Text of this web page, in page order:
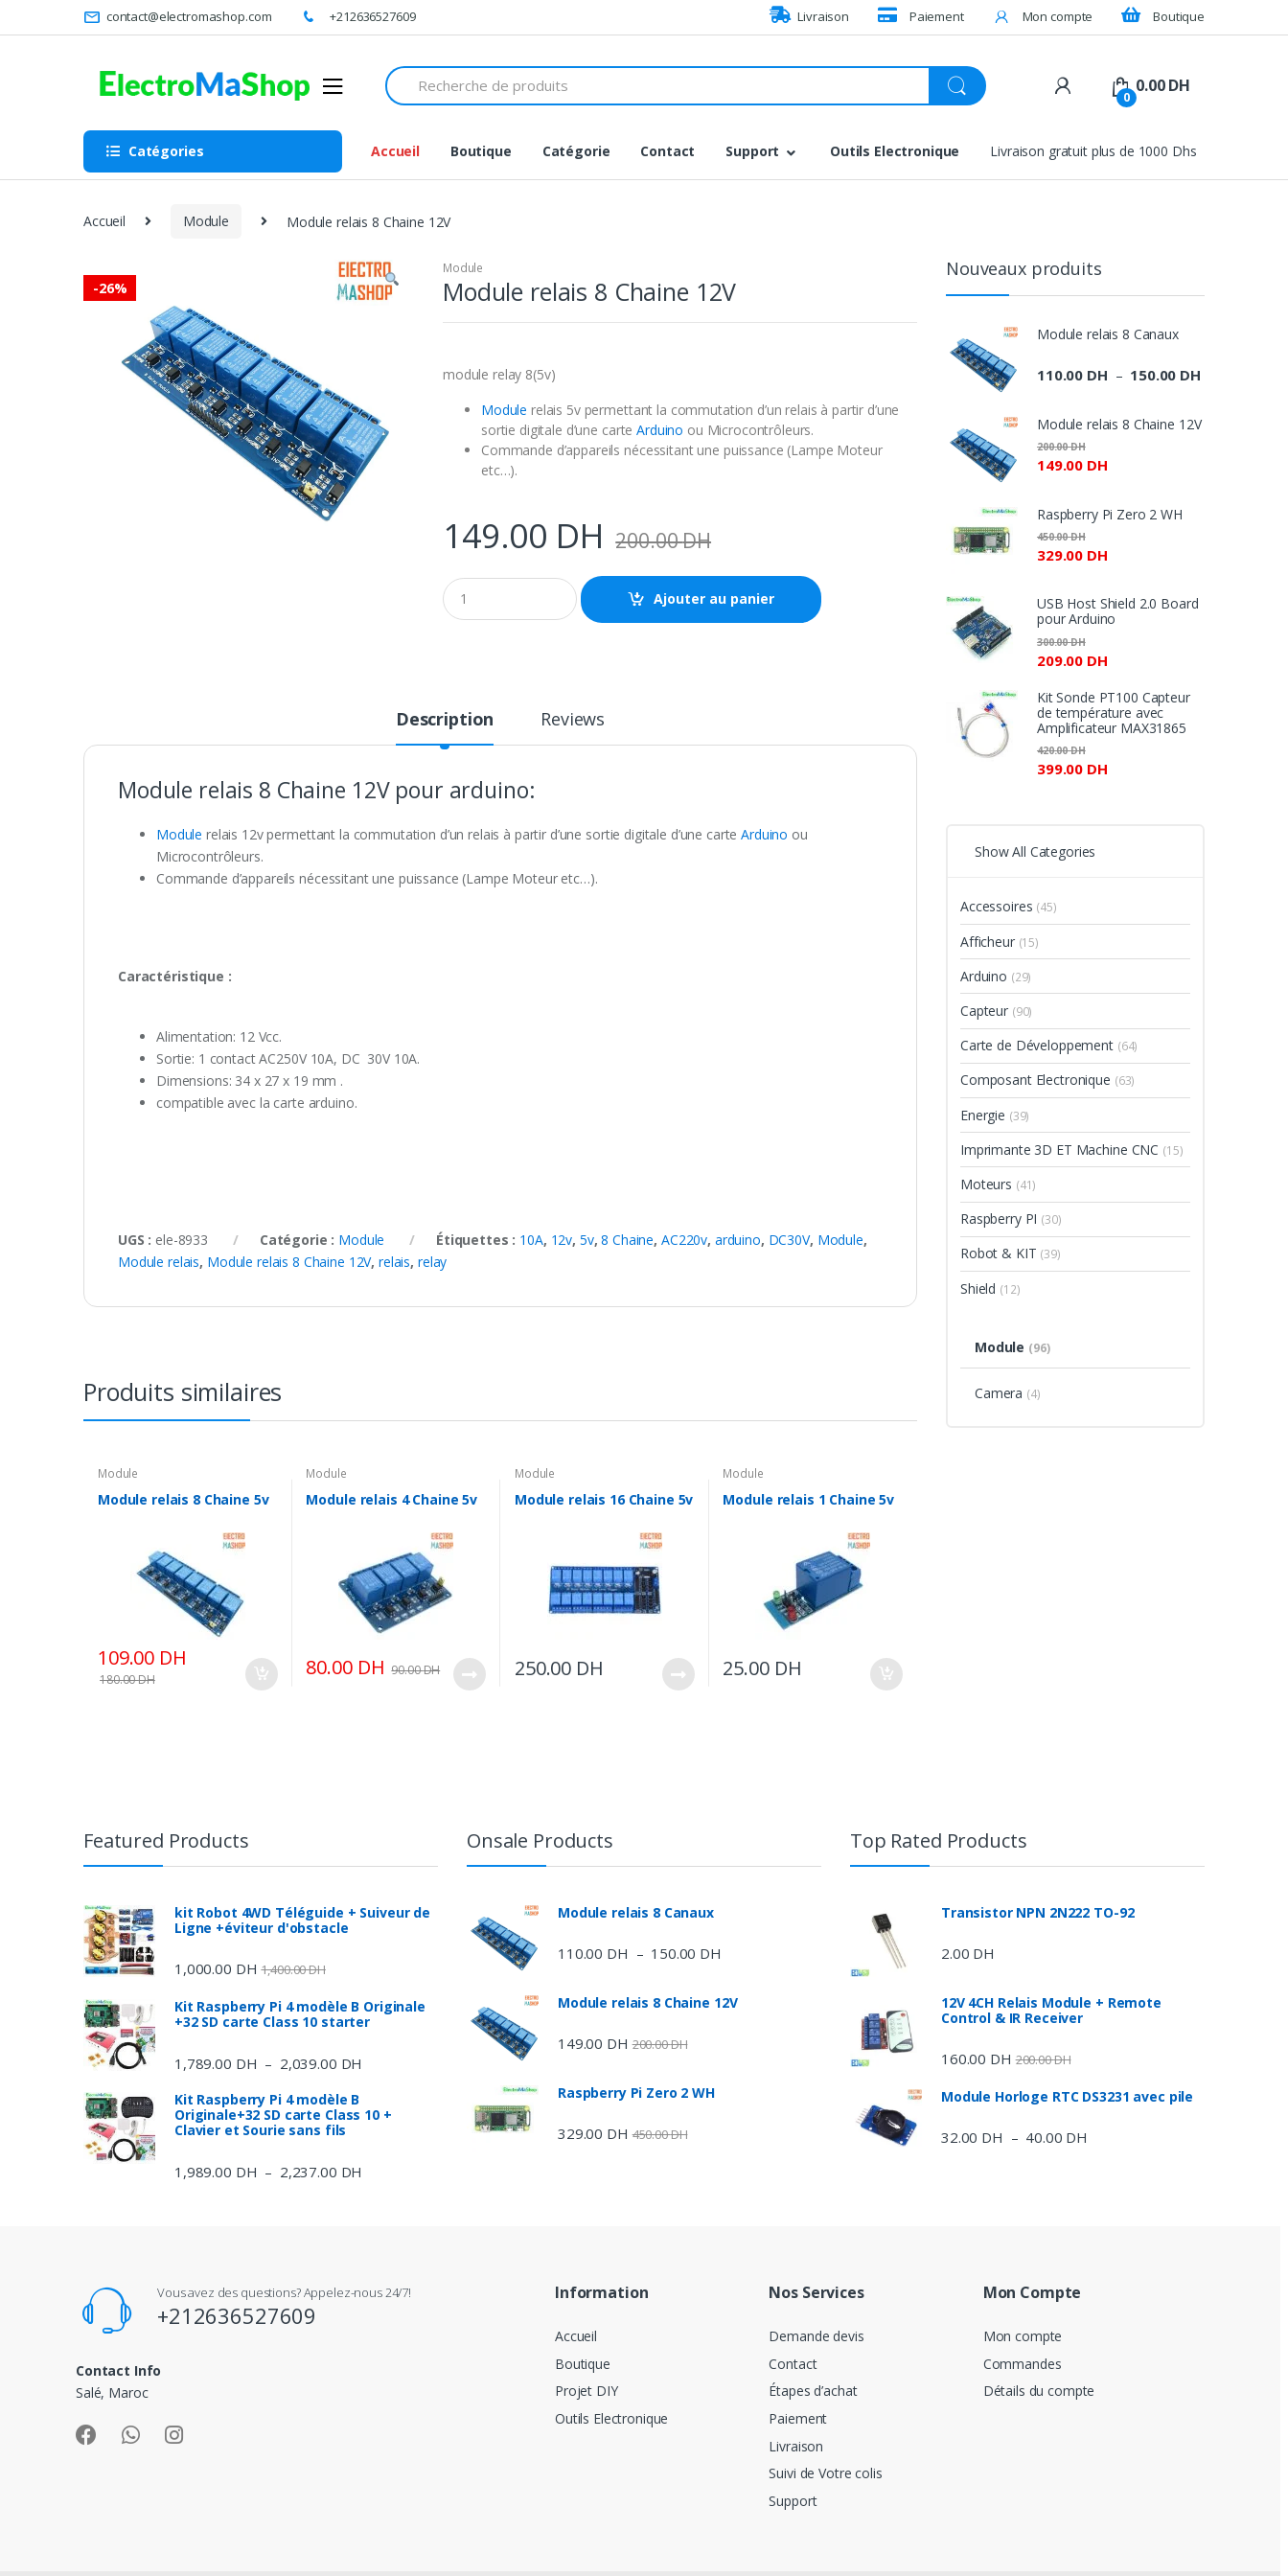
to
to
contact@electromashop.com +212636527609 Livraison Paiement Mon compte Boutique
Search
for:
0
0.00DH
Catégories Accueil Boutique Catégorie Contact Support Outils Electronique Livraison gratuit plus de 1000 Dhs
Accueil Module Module relais 8 Chaine 12V
-26%
Module
Module relais 8 Chaine 12V
module relay 8(5v)
Module relais 5v permettant la commutation d’un relais à partir d’une
sortie digitale d’une carteArduino ou Microcontrôleurs.
Commande d’appareils nécessitant une puissance (Lampe Moteur
etc…).
149.00 DH 200.00DH
Q
u
a
Ajouter au panier
Description Reviews
Module relais 8 Chaine 12V pour arduino:
Module relais 12v permettant la commutation d’un relais à partir d’une sortie digitale d’une carteArduino ou
Microcontrôleurs.
Commande d’appareils nécessitant une puissance (Lampe Moteur etc…).
Caractéristique :
Alimentation: 12 Vcc.
Sortie: 1 contact AC250V 10A, DC 30V 10A.
Dimensions: 34 x 27 x 19 mm .
compatible avec la carte arduino.
UGS : ele-8933 Catégorie : Module Étiquettes : 10A, 12v, 5v,8 Chaine, AC220v, arduino, DC30V, Module,
Module relais, Module relais 8 Chaine 12V,relais, relay
Produits similaires
Module
Module relais 8 Chaine 5v
109.00 DH
180.00DH
Module
Module relais 4 Chaine 5v
80.00 DH 90.00DH
Module
Module relais 16 Chaine 5v
250.00 DH
Module
Module relais 1 Chaine 5v
25.00 DH
Nouveaux produits
Module relais 8 Canaux
110.00 DH – 150.00 DHPlage
prix :
Module relais 8 Chaine 12V
149.00 DH
200.00DH
Raspberry Pi Zero 2 WH
329.00 DH
450.00DH
USB Host Shield 2.0 Board
pour Arduino
209.00 DH
300.00DH
Kit Sonde PT100 Capteur
de température avec
Amplificateur MAX31865
399.00 DH
420.00DH
Show All Categories
Accessoires (45)
Afficheur (15)
Arduino (29)
Capteur (90)
Carte de Développement (64)
Composant Electronique (63)
Energie (39)
Imprimante 3D ET Machine CNC (15)
Moteurs (41)
Raspberry PI (30)
Robot & KIT (39)
Shield (12)
Module (96)
Camera (4)
Featured Products
kit Robot 4WD Téléguide + Suiveur de
Ligne +éviteur d'obstacle
1,000.00 DH 1,400.00DH
Kit Raspberry Pi 4 modèle B Originale
+32 SD carte Class 10 starter
1,789.00 DH – 2,039.00 DH
prix :
Kit Raspberry Pi 4 modèle B
Originale+32 SD carte Class 10 +
Clavier et Sourie sans fils
1,989.00 DH – 2,237.00 DH
Onsale Products
Module relais 8 Canaux
110.00 DH – 150.00 DH
prix :
Module relais 8 Chaine 12V
149.00 DH 200.00DH
Raspberry Pi Zero 2 WH
329.00 DH 450.00DH
Top Rated Products
Transistor NPN 2N222 TO-92
2.00 DH
12V 4CH Relais Module + Remote
Control & IR Receiver
160.00 DH 200.00DH
Module Horloge RTC DS3231 avec pile
32.00 DH – 40.00 DH
Vous avez des questions? Appelez-nous 24/7!
+212636527609
Contact Info
Salé, Maroc
Information
Accueil
Boutique
Projet DIY
Outils Electronique
Nos Services
Demande devis
Contact
Étapes d’achat
Paiement
Livraison
Suivi de Votre colis
Support
Mon Compte
Mon compte
Commandes
Détails du compte